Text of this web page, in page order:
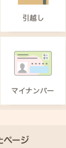
ページ